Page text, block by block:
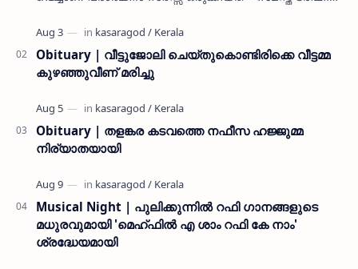
നൽകി കാസ…
Obituary | വീട്ടുജോലി ചെയ്തുകൊണ്ടിരിക്കെ വീട്ടമ്മ
കുഴഞ്ഞുവീണ് മരിച്ചു
Obituary | തളങ്കര കടവത്തെ നഫീസ ഹജ്ജുമ്മ
നിര്യാതയായി
Musical Night | പുലിക്കുന്നിൽ റഫി ഗാനങ്ങളുടെ
മധുരവുമായി 'മെഹ്ഫിൽ എ ശാം റഫി കേ നാം'
ശ്രദ്ധേയമായി